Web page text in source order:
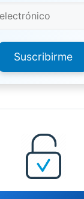
Suscribirme